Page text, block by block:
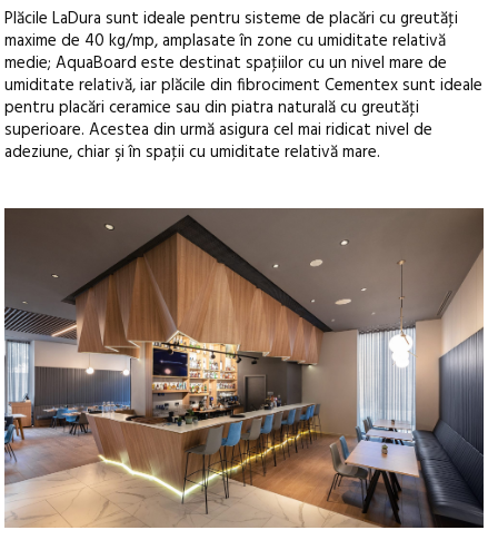
Plăcile LaDura sunt ideale pentru sisteme de placări cu greutăţi
maxime de 40 kg/mp, amplasate în zone cu umiditate relativă
medie; AquaBoard este destinat spaţiilor cu un nivel mare de
umiditate relativă, iar plăcile din fibrociment Cementex sunt ideale
pentru placări ceramice sau din piatra naturală cu greutăţi
superioare. Acestea din urmă asigura cel mai ridicat nivel de
adeziune, chiar şi în spaţii cu umiditate relativă mare.